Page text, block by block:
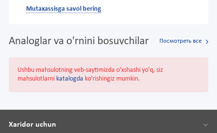
Mutaxassisga savol bering
Analoglar va o'rnini bosuvchilar Посмотреть все
Ushbu mahsulotning veb-saytimizda o'xshashi yo'q, siz
mahsulotlarni katalogda ko'rishingiz mumkin.
Xaridor uchun